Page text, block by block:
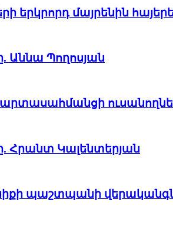
երկրորդ մայրենին
Աննա Պողոսյան
Հրանտ Կալենտերյան
պաշտպանի